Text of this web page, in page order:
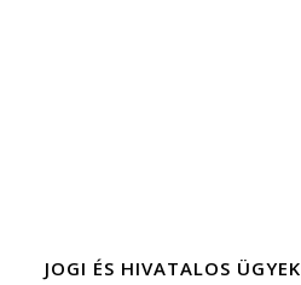
JOGI ÉS HIVATALOS ÜGYEK